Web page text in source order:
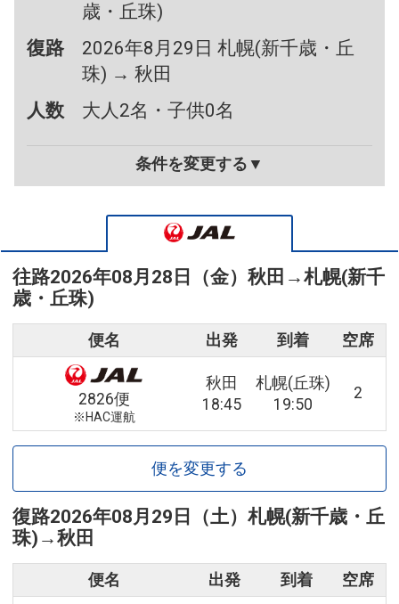
歳・丘珠)
復路
2026年8月29日 札幌(新千歳・丘
珠) → 秋田
人数
大人2名・子供0名
条件を変更する▼
往路2026年08月28日（金） 秋田 →札幌(新千
歳・丘珠)
便名 出発 到着 空席
2826便
※HAC運航
秋田
18:45
札幌(丘珠)
19:50
2
便を変更する
復路2026年08月29日（土） 札幌(新千歳・丘
珠) →秋田
便名 出発 到着 空席